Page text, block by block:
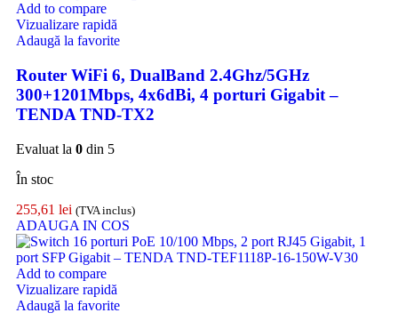
Add to compare
Vizualizare rapidă
Adaugă la favorite
Router WiFi 6, DualBand 2.4Ghz/5GHz
300+1201Mbps, 4x6dBi, 4 porturi Gigabit –
TENDA TND-TX2
Evaluat la 0 din 5
În stoc
255,61 lei (TVA inclus)
ADAUGA IN COS
Add to compare
Vizualizare rapidă
Adaugă la favorite